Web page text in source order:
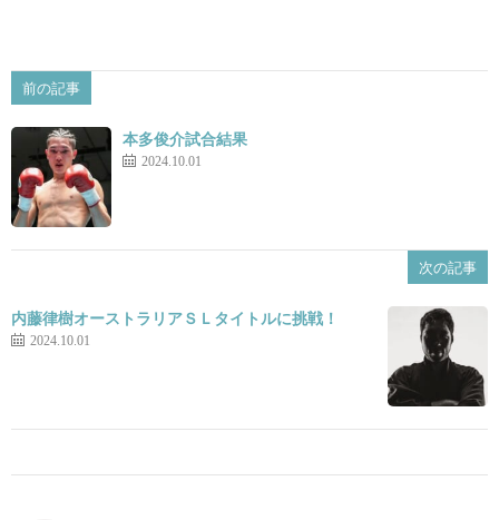
前の記事
本多俊介試合結果
2024.10.01
次の記事
内藤律樹オーストラリアＳＬタイトルに挑戦！
2024.10.01